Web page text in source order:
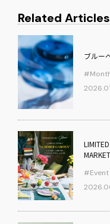
Related Articles
ブルー
#Event